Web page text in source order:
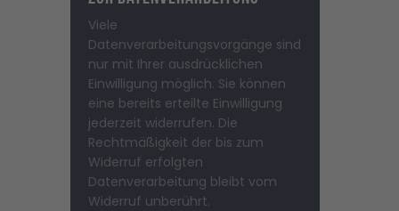
Viele
Datenverarbeitungsvorgänge sind
nur mit Ihrer ausdrücklichen
Einwilligung möglich. Sie können
eine bereits erteilte Einwilligung
jederzeit widerrufen. Die
Rechtmäßigkeit der bis zum
Widerruf erfolgten
Datenverarbeitung bleibt vom
Widerruf unberührt.